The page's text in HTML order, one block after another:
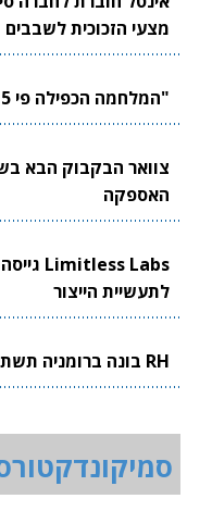
מצעי הזכוכית לשבבים
"המלחמה הכפילה פי 5 את שוק הייצור המיידי"
האספקה
לתעשיית הייצור
RH בונה ברומניה תשתית ייצור ביטחוני ישראלית